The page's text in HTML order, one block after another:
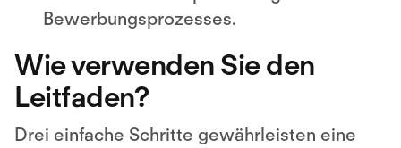
Bewerbungsprozesses.
Wie verwenden Sie den
Leitfaden?
Drei einfache Schritte gewährleisten eine